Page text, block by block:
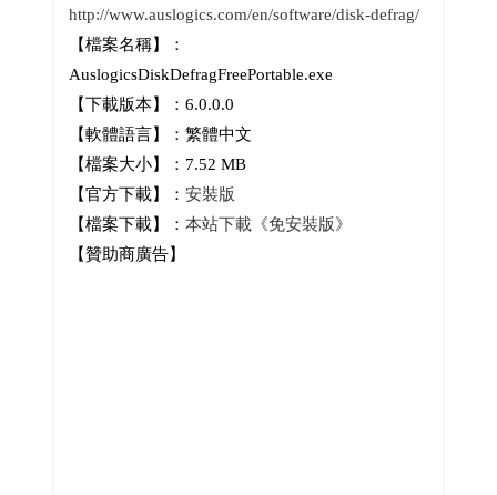
http://www.auslogics.com/en/software/disk-defrag/
【檔案名稱】：
AuslogicsDiskDefragFreePortable.exe
【下載版本】：6.0.0.0
【軟體語言】：繁體中文
【檔案大小】：7.52 MB
【官方下載】： 安裝版
【檔案下載】： 本站下載《免安裝版》
【贊助商廣告】